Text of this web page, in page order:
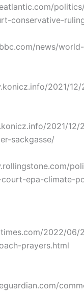
conservative-
news/
2021/12/
2021/12/
sackgasse/
court-epa-climate-
2022/06/
prayers.html